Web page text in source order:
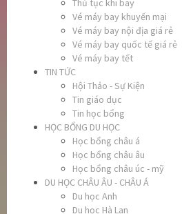
Thủ tục khi bay
Vé máy bay khuyến mại
Vé máy bay nội địa giá rẻ
Vé máy bay quốc tế giá rẻ
Vé máy bay tết
TIN TỨC
Hội Thảo - Sự Kiện
Tin giáo dục
Tin học bổng
HỌC BỔNG DU HỌC
Học bổng châu á
Học bổng châu âu
Học bổng châu úc - mỹ
DU HỌC CHÂU ÂU - CHÂU Á
Du học Anh
Du học Hà Lan